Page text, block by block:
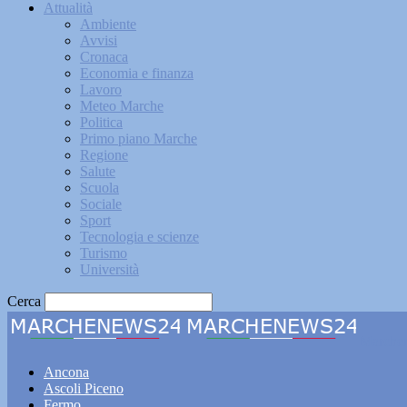
Attualità
Ambiente
Avvisi
Cronaca
Economia e finanza
Lavoro
Meteo Marche
Politica
Primo piano Marche
Regione
Salute
Scuola
Sociale
Sport
Tecnologia e scienze
Turismo
Università
Cerca
Ancona
Ascoli Piceno